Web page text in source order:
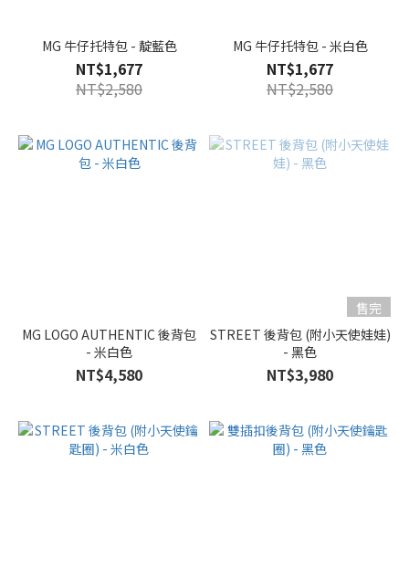
MG 牛仔托特包 - 靛藍色
NT$1,677
NT$2,580
MG 牛仔托特包 - 米白色
NT$1,677
NT$2,580
MG LOGO AUTHENTIC 後背包
- 米白色
NT$4,580
售完
STREET 後背包 (附小天使娃娃)
- 黑色
NT$3,980